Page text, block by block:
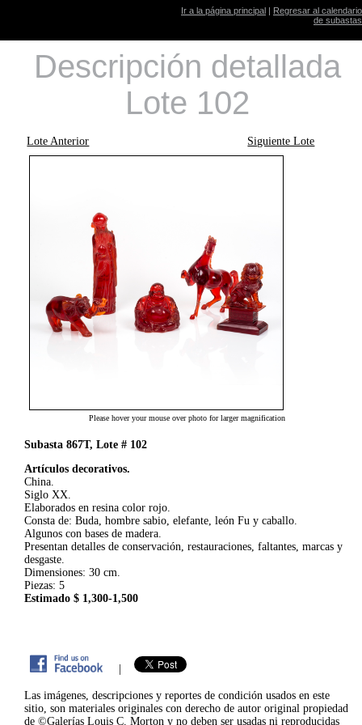
Ir a la página principal | Regresar al calendario
de subastas
Descripción detallada
Lote 102
Lote Anterior Siguiente Lote
Please hover your mouse over photo for larger magnification
Subasta 867T, Lote # 102
Artículos decorativos.
China.
Siglo XX.
Elaborados en resina color rojo.
Consta de: Buda, hombre sabio, elefante, león Fu y caballo.
Algunos con bases de madera.
Presentan detalles de conservación, restauraciones, faltantes, marcas y
desgaste.
Dimensiones: 30 cm.
Piezas: 5
Estimado $ 1,300-1,500
|
Las imágenes, descripciones y reportes de condición usados en este
sitio, son materiales originales con derecho de autor original propiedad
de ©Galerías Louis C. Morton y no deben ser usadas ni reproducidas